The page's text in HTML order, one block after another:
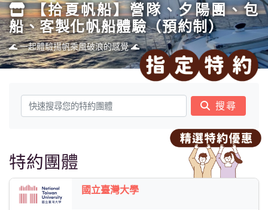
【拾夏帆船】營隊、夕陽團、包
船、客製化帆船體驗（預約制）
🌊 一起體驗揚帆乘風破浪的感覺 🌊
搜尋
特約團體
國立臺灣大學